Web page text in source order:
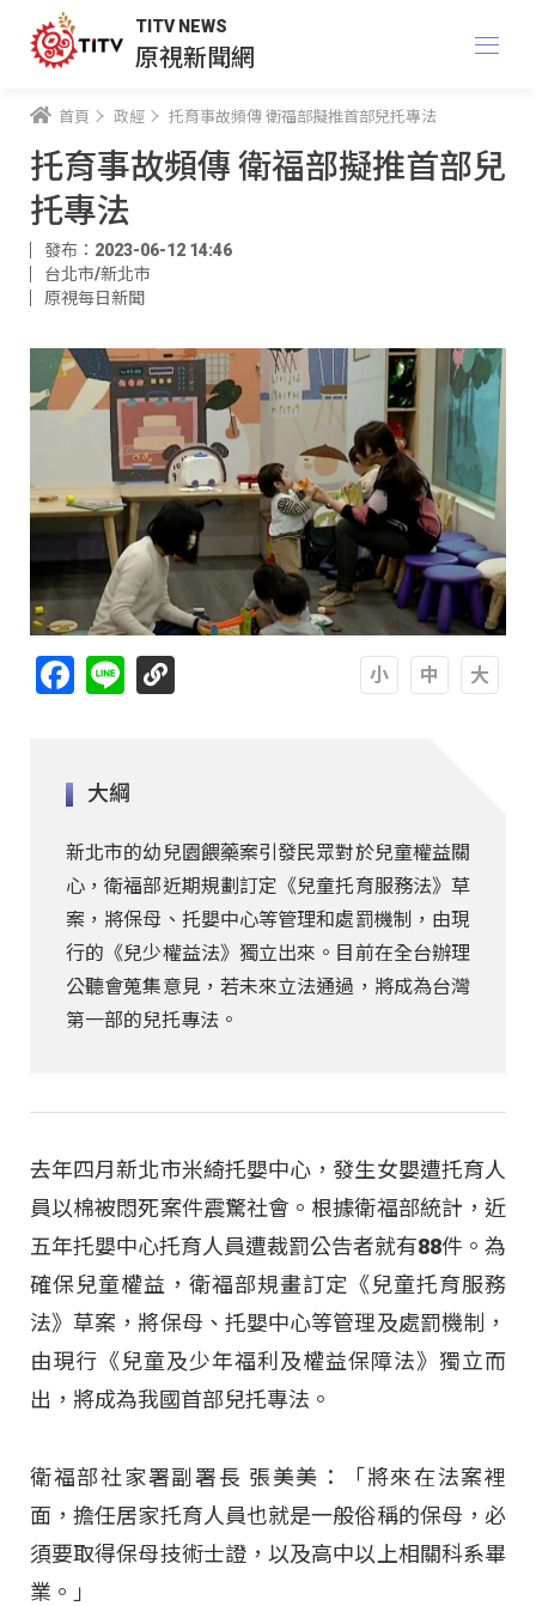
TITV NEWS
原視新聞網
首頁 政經 托育事故頻傳 衛福部擬推首部兒托專法
托育事故頻傳 衛福部擬推首部兒
托專法
發布：2023-06-12 14:46
台北市/新北市
原視每日新聞
Facebook
Line
大綱
新北市的幼兒園餵藥案引發民眾對於兒童權益關
心，衛福部近期規劃訂定《兒童托育服務法》草
案，將保母、托嬰中心等管理和處罰機制，由現
行的《兒少權益法》獨立出來。目前在全台辦理
公聽會蒐集意見，若未來立法通過，將成為台灣
第一部的兒托專法。
去年四月新北市米綺托嬰中心，發生女嬰遭托育人
員以棉被悶死案件震驚社會。根據衛福部統計，近
五年托嬰中心托育人員遭裁罰公告者就有88件。為
確保兒童權益，衛福部規畫訂定《兒童托育服務
法》草案，將保母、托嬰中心等管理及處罰機制，
由現行《兒童及少年福利及權益保障法》獨立而
出，將成為我國首部兒托專法。
衛福部社家署副署長 張美美：「將來在法案裡
面，擔任居家托育人員也就是一般俗稱的保母，必
須要取得保母技術士證，以及高中以上相關科系畢
業。」